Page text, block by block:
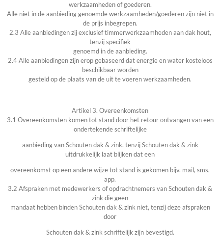
werkzaamheden of goederen.
Alle niet in de aanbieding genoemde werkzaamheden/goederen zijn niet in
de prijs inbegrepen.
2.3 Alle aanbiedingen zij exclusief timmerwerkzaamheden aan dak hout,
tenzij specifiek
genoemd in de aanbieding.
2.4 Alle aanbiedingen zijn erop gebaseerd dat energie en water kosteloos
beschikbaar worden
gesteld op de plaats van de uit te voeren werkzaamheden.
Artikel 3. Overeenkomsten
3.1 Overeenkomsten komen tot stand door het retour ontvangen van een
ondertekende schriftelijke
aanbieding van Schouten dak & zink, tenzij Schouten dak & zink
uitdrukkelijk laat blijken dat een
overeenkomst op een andere wijze tot stand is gekomen bijv. mail, sms,
app.
3.2 Afspraken met medewerkers of opdrachtnemers van Schouten dak &
zink die geen
mandaat hebben binden Schouten dak & zink niet, tenzij deze afspraken
door
Schouten dak & zink schriftelijk zijn bevestigd.